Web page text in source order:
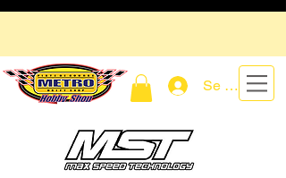
Se connecter